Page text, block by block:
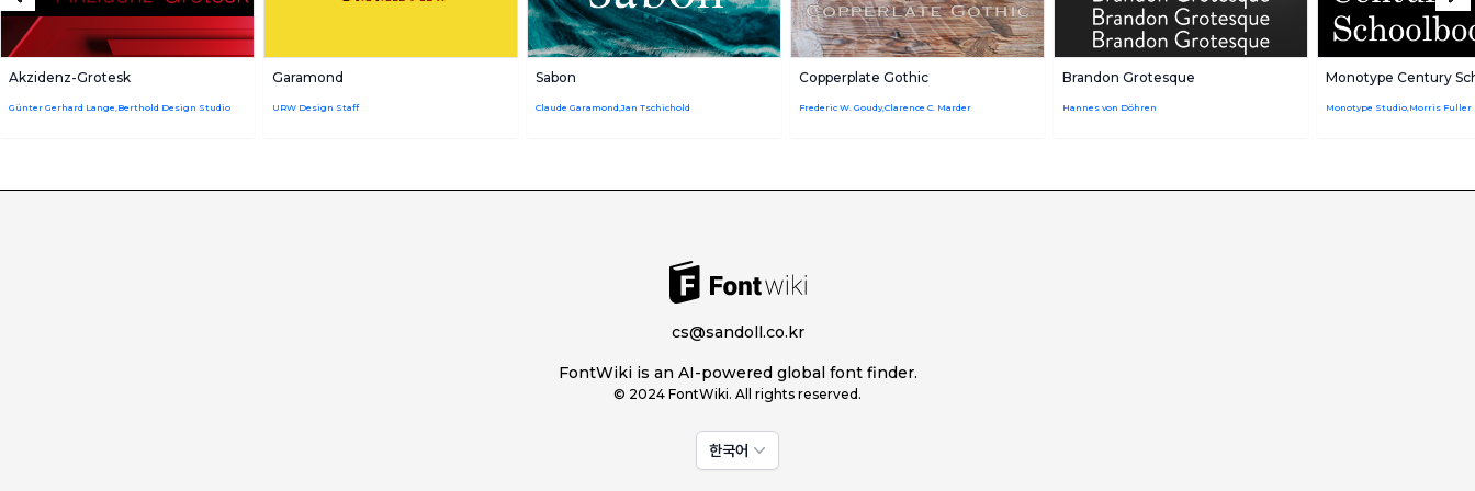
Akzidenz-Grotesk
Günter Gerhard Lange,Berthold Design Studio
Garamond
URW Design Staff
Sabon
Claude Garamond,Jan Tschichold
Copperplate Gothic
Frederic W. Goudy,Clarence C. Marder
Brandon Grotesque
Hannes von Döhren
Monotype Century
Monotype Studio,Morris Fuller
cs@sandoll.co.kr
FontWiki is an AI-powered global font finder.
© 2024 FontWiki. All rights reserved.
한국어